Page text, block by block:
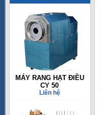
MÁY RANG HẠT ĐIỀU
CY 50
Liên hệ